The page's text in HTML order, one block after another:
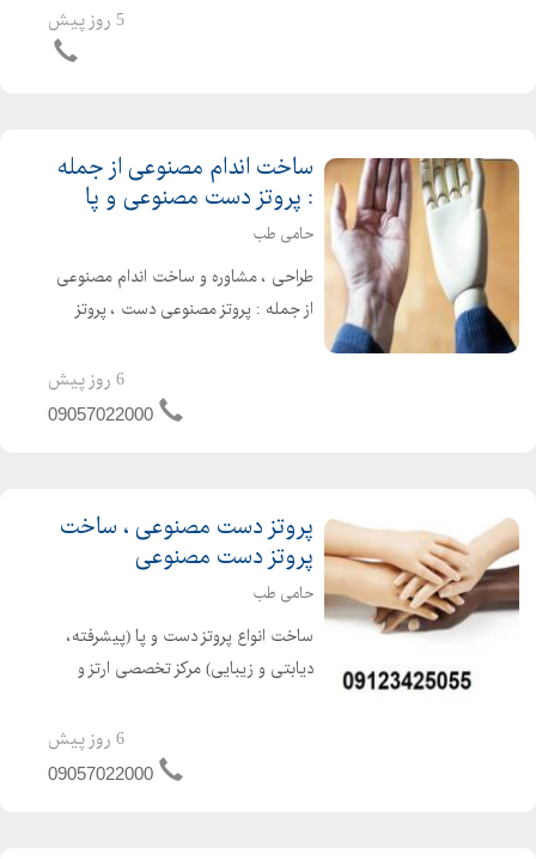
دفتر کار شما شناخته میشود . و میتواند
تاثیر بسزایی در تصویر ذهنی اولیه ارباب
5 روز پیش
ساخت اندام مصنوعی از جمله
: پروتز دست مصنوعی و پا
حامی طب
طراحی ، مشاوره و ساخت اندام مصنوعی
از جمله : پروتز مصنوعی دست ، پروتز
کلینیک ارتوپدی حامی طب (ارتوز و
پروتز) تماس با حامی طب حامی تب :
6 روز پیش
09057022000
پروتز دست مصنوعی ، ساخت
پروتز دست مصنوعی
حامی طب
ساخت انواع پروتز دست و پا (پیشرفته،
دیابتی و زیبایی) مرکز تخصصی ارتز و
شده است . این مرکز با بهره گیری از
کادری مجرب و متخصص و با استفاده از
6 روز پیش
09057022000